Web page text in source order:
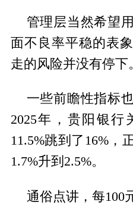
管理层当然希望
面不良率平稳的表
走的风险并没有停下
一些前瞻性指标
2025年，贵阳银行
11.5%跳到了16%，
1.7%升到2.5%。
通俗点讲，每100